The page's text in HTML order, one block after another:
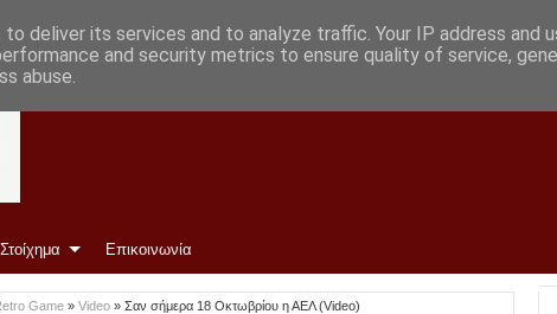
Στοίχημα Επικοινωνία
Game » Video » Σαν σήμερα 18 Οκτωβρίου η ΑΕΛ (Video)
deliver its services and to analyze traffic. Your IP address and
and security metrics to ensure quality of service,
abuse.